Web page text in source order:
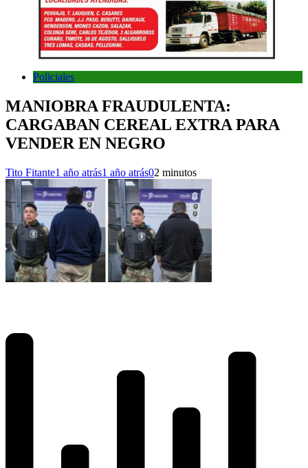
Policiales
MANIOBRA FRAUDULENTA:
CARGABAN CEREAL EXTRA PARA
VENDER EN NEGRO
Tito Fitante1 año atrás1 año atrás02 minutos